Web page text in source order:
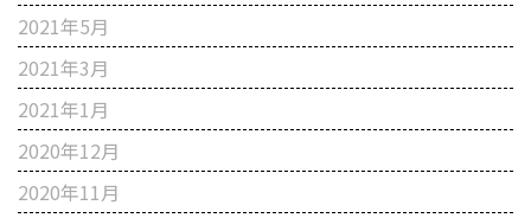
2021年5月
2021年3月
2021年1月
2020年12月
2020年11月